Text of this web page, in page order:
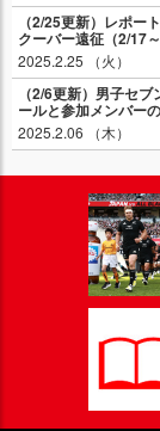
（2/25更新）レポー
クーバー遠征（2/17～
2025.2.25 （火）
（2/6更新）男子セ
ールと参加メンバー
2025.2.06 （木）